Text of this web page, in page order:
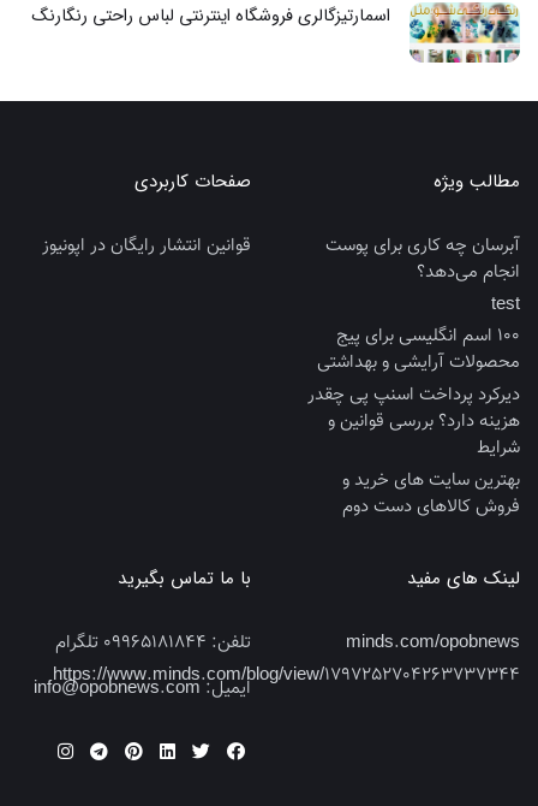
اسمارتیزگالری فروشگاه اینترنتی لباس راحتی رنگارنگ
مطالب ویژه
آبرسان چه کاری برای پوست
انجام می‌دهد؟
test
100 اسم انگلیسی برای پیج
محصولات آرایشی و بهداشتی
دیرکرد پرداخت اسنپ پی چقدر
هزینه دارد؟ بررسی قوانین و
شرایط
بهترین سایت‌ های خرید و
فروش کالاهای دست‌ دوم
صفحات کاربردی
قوانین انتشار رایگان در اپونیوز
لینک های مفید
minds.com/opobnews
https://www.minds.com/blog/view/1797252704263737344
با ما تماس بگیرید
تلفن:
ایمیل:info@opobnews.com